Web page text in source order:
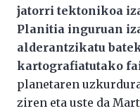
jatorri tektonikoa
Planitia inguruan
alderantzikatu
kartografiatutako
planetaren
ziren eta uste da